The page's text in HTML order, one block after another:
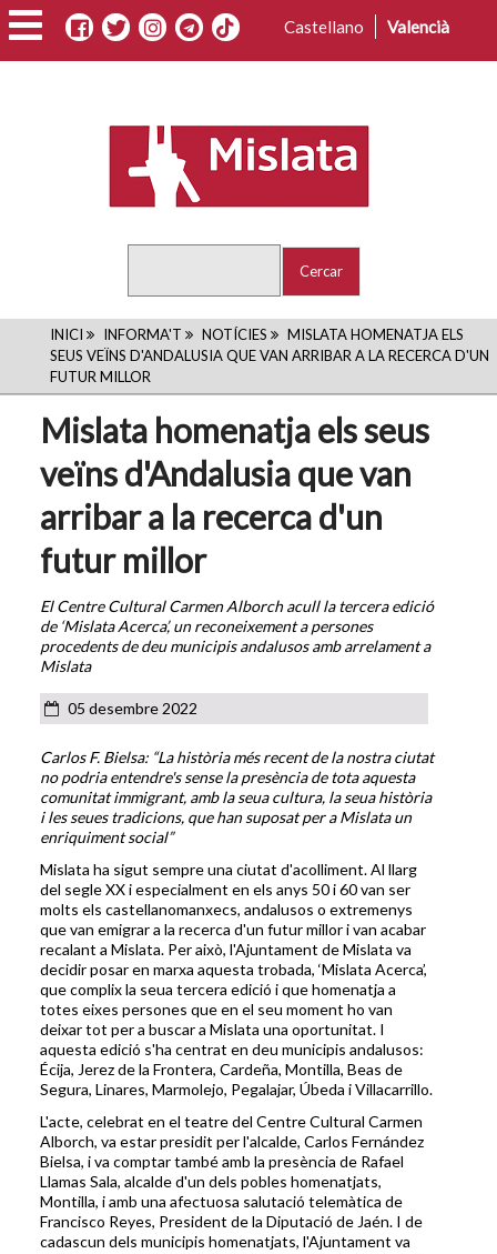
Vés
al
contingut
Castellano Valencià
FIL
D'ARIADNA
INICI INFORMA'T NOTÍCIES
MISLATA HOMENATJA ELS
SEUS VEÏNS D'ANDALUSIA QUE VAN ARRIBAR A LA RECERCA D'UN
FUTUR MILLOR
Mislata homenatja els seus
veïns d'Andalusia que van
arribar a la recerca d'un
futur millor
El Centre Cultural Carmen Alborch acull la tercera edició
de ‘Mislata Acerca’, un reconeixement a persones
procedents de deu municipis andalusos amb arrelament a
Mislata
05 desembre 2022
Carlos F. Bielsa: “La història més recent de la nostra ciutat
no podria entendre's sense la presència de tota aquesta
comunitat immigrant, amb la seua cultura, la seua història
i les seues tradicions, que han suposat per a Mislata un
enriquiment social”
Mislata ha sigut sempre una ciutat d'acolliment. Al llarg
del segle XX i especialment en els anys 50 i 60 van ser
molts els castellanomanxecs, andalusos o extremenys
que van emigrar a la recerca d'un futur millor i van acabar
recalant a Mislata. Per això, l'Ajuntament de Mislata va
decidir posar en marxa aquesta trobada, ‘Mislata Acerca’,
que complix la seua tercera edició i que homenatja a
totes eixes persones que en el seu moment ho van
deixar tot per a buscar a Mislata una oportunitat. I
aquesta edició s'ha centrat en deu municipis andalusos:
Écija, Jerez de la Frontera, Cardeña, Montilla, Beas de
Segura, Linares, Marmolejo, Pegalajar, Úbeda i Villacarrillo.
L'acte, celebrat en el teatre del Centre Cultural Carmen
Alborch, va estar presidit per l'alcalde, Carlos Fernández
Bielsa, i va comptar també amb la presència de Rafael
Llamas Sala, alcalde d'un dels pobles homenatjats,
Montilla, i amb una afectuosa salutació telemàtica de
Francisco Reyes, President de la Diputació de Jaén. I de
cadascun dels municipis homenatjats, l'Ajuntament va